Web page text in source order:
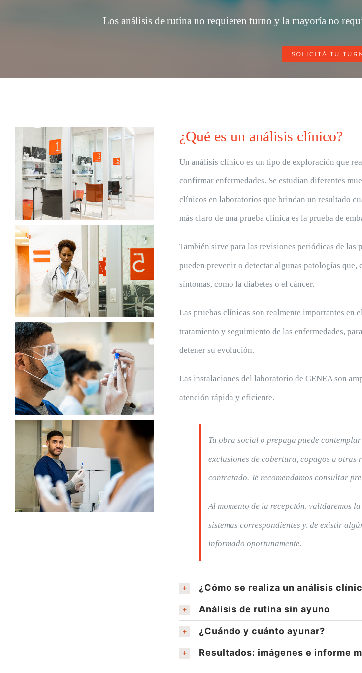
Los análisis de rutina no requieren turno y la mayoría no
SOLICITÁ TU
¿Qué es un análisis clínico?
Un análisis clínico es un tipo de exploración que
confirmar enfermedades. Se estudian diferentes
clínicos en laboratorios que brindan un resultado
más claro de una prueba clínica es la prueba de
También sirve para las revisiones periódicas de las
pueden prevenir o detectar algunas patologías que,
síntomas, como la diabetes o el cáncer.
Las pruebas clínicas son realmente importantes en
tratamiento y seguimiento de las enfermedades,
detener su evolución.
Las instalaciones del laboratorio de GENEA son
atención rápida y eficiente.
Tu obra social o prepaga puede
exclusiones de cobertura, copagos u otras
contratado. Te recomendamos consultar
Al momento de la recepción, validaremos
sistemas correspondientes y, de existir
informado oportunamente.
¿Cómo se realiza un análisis
Análisis de rutina sin ayuno
¿Cuándo y cuánto ayunar?
Resultados: imágenes e informe